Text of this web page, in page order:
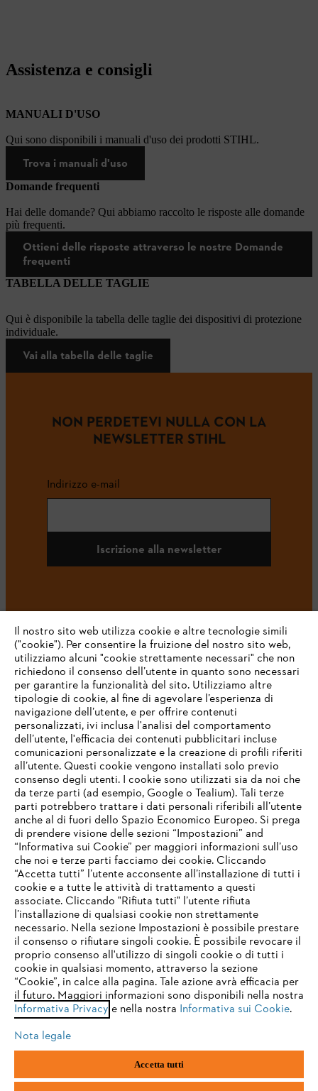
Assistenza e consigli
MANUALI D'USO
Qui sono disponibili i manuali d'uso dei prodotti STIHL.
Trova i manuali d'uso
Domande frequenti
Hai delle domande? Qui abbiamo raccolto le risposte alle domande
più frequenti.
Ottieni delle risposte attraverso le nostre Domande
frequenti
TABELLA DELLE TAGLIE
Qui è disponibile la tabella delle taglie dei dispositivi di protezione
individuale.
Vai alla tabella delle taglie
NON PERDETEVI NULLA CON LA
NEWSLETTER STIHL
Indirizzo e-mail
Iscrizione alla newsletter
#STIHL
L’azienda
STIHL FAQ
Service
Termini e condizioni generali Privacy policy
Note legali Cookies Informazioni legali
Andreas STIHL S.p.A. - Viale delle Industrie, 15
20040 Cambiago (MI)
Email:info@stihl.it
PEC:amministrazione@stihl-pec.it
Numero di partita IVA: 09883420151.
Società a socio unico, soggetta a direzione e coordinamento di Andreas
IHR BROWSER WIRD NICHT
UNTERSTÜTZT
Sie nutzen einen Browser, den wir noch nicht unterstützen. Für
eine optimale Nutzung unserer Seite empfehlen wir Ihnen, zu
einem der folgenden Browser zu wechseln:
firefox chrome
safari edge
Il nostro sito web utilizza cookie e altre tecnologie simili
("cookie"). Per consentire la fruizione del nostro sito web,
utilizziamo alcuni "cookie strettamente necessari" che non
richiedono il consenso dell’utente in quanto sono necessari
per garantire la funzionalità del sito. Utilizziamo altre
tipologie di cookie, al fine di agevolare l’esperienza di
navigazione dell’utente, e per offrire contenuti
personalizzati, ivi inclusa l'analisi del comportamento
dell’utente, l'efficacia dei contenuti pubblicitari incluse
comunicazioni personalizzate e la creazione di profili riferiti
all’utente. Questi cookie vengono installati solo previo
consenso degli utenti. I cookie sono utilizzati sia da noi che
da terze parti (ad esempio, Google o Tealium). Tali terze
parti potrebbero trattare i dati personali riferibili all’utente
anche al di fuori dello Spazio Economico Europeo. Si prega
di prendere visione delle sezioni “Impostazioni” and
“Informativa sui Cookie” per maggiori informazioni sull’uso
che noi e terze parti facciamo dei cookie. Cliccando
“Accetta tutti” l’utente acconsente all’installazione di tutti i
cookie e a tutte le attività di trattamento a questi
associate. Cliccando "Rifiuta tutti" l’utente rifiuta
l’installazione di qualsiasi cookie non strettamente
necessario. Nella sezione Impostazioni è possibile prestare
il consenso o rifiutare singoli cookie. È possibile revocare il
proprio consenso all'utilizzo di singoli cookie o di tutti i
cookie in qualsiasi momento, attraverso la sezione
“Cookie”, in calce alla pagina. Tale azione avrà efficacia per
il futuro. Maggiori informazioni sono disponibili nella nostra
Informativa Privacy e nella nostra Informativa sui Cookie.
Nota legale
Accetta tutti